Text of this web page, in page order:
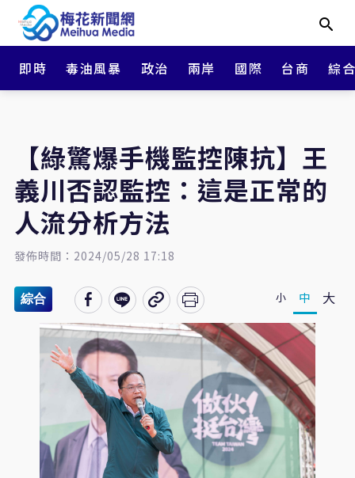
即時 毒油風暴 政治 兩岸 國際 台商 綜
【綠驚爆手機監控陳抗】王
義川否認監控：這是正常的
人流分析方法
發佈時間：2024/05/28 17:18
綜合 小 中 大